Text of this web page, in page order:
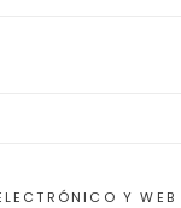
Y WEB